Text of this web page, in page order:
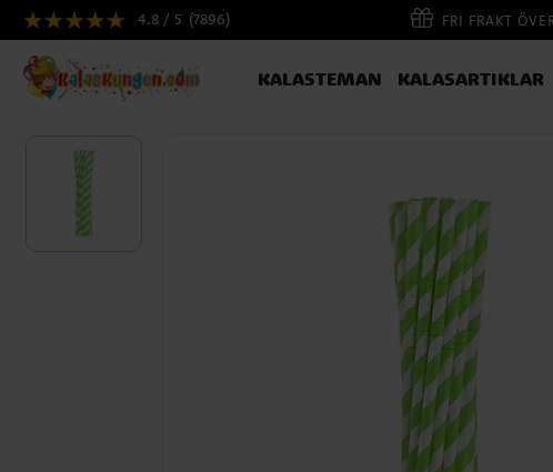
4.8 / 5 (7896) FRI FRAKT
KALASTEMAN KALASARTIKLAR